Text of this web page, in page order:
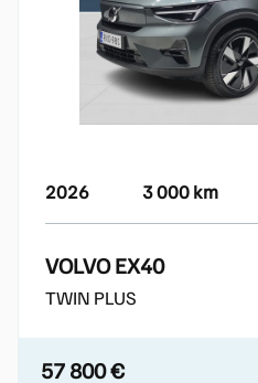
2026 3 000 km
VOLVO EX40
TWIN PLUS
57 800 €